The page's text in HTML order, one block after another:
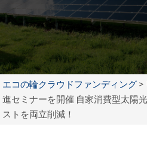
エコの輪クラウドファンディング >
進セミナーを開催 自家消費型太陽
ストを両立削減！